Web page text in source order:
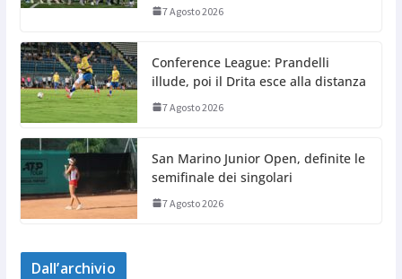
7 Agosto 2026
Conference League: Prandelli
illude, poi il Drita esce alla distanza
7 Agosto 2026
San Marino Junior Open, definite le
semifinale dei singolari
7 Agosto 2026
Dall’archivio